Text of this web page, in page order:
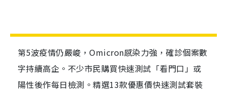
第5波疫情仍嚴峻，Omicron感染力強，確診個案數
字持續高企。不少市民購買快速測試「看門口」或
陽性後作每日檢測。精選13款優惠價快速測試套裝